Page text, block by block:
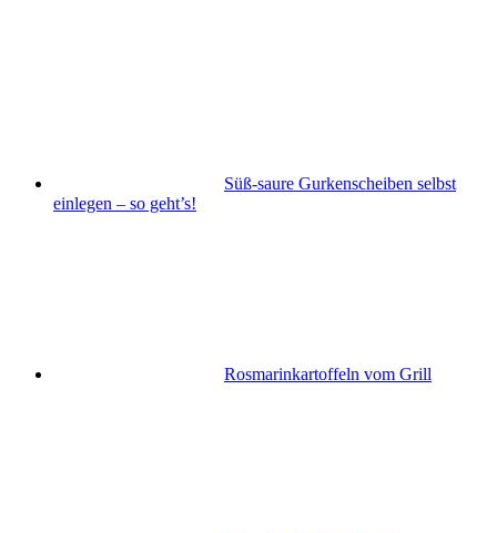
Süß-saure Gurkenscheiben selbst
einlegen – so geht’s!
Rosmarinkartoffeln vom Grill